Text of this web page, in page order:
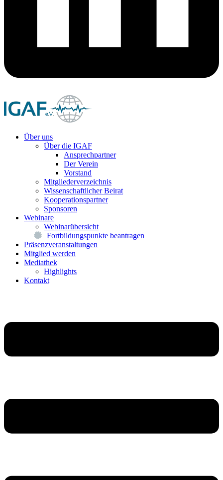
Über uns
Über die IGAF
Ansprechpartner
Der Verein
Vorstand
Mitgliederverzeichnis
Wissenschaftlicher Beirat
Kooperationspartner
Sponsoren
Webinare
Webinarübersicht
Fortbildungspunkte beantragen
Präsenzveranstaltungen
Mitglied werden
Mediathek
Highlights
Kontakt